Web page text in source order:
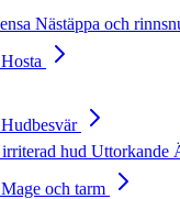
Nästäppa och
hud Uttorkande
och tarm